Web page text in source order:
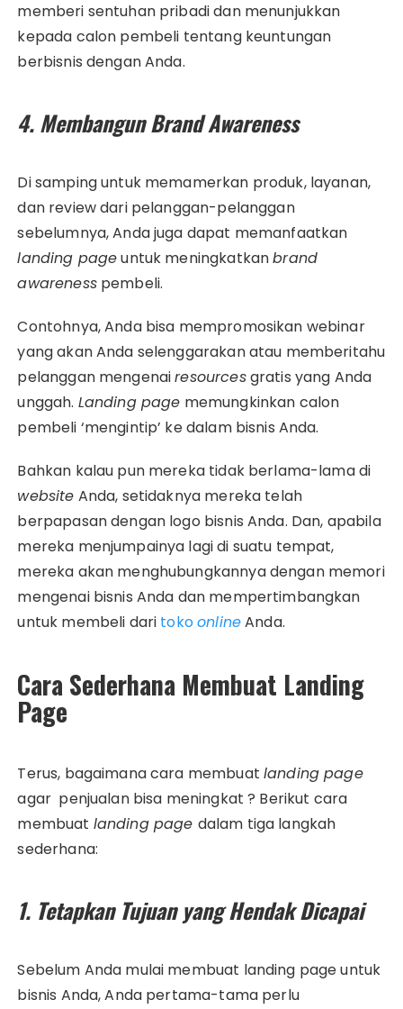
memberi sentuhan pribadi dan menunjukkan
kepada calon pembeli tentang keuntungan
berbisnis dengan Anda.
4. Membangun Brand Awareness
Di samping untuk memamerkan produk, layanan,
dan review dari pelanggan-pelanggan
sebelumnya, Anda juga dapat memanfaatkan
landing pageuntuk meningkatkanbrand
awarenesspembeli.
Contohnya, Anda bisa mempromosikan webinar
yang akan Anda selenggarakan atau memberitahu
pelanggan mengenairesourcesgratis yang Anda
unggah. Landing page memungkinkan calon
pembeli ‘mengintip’ ke dalam bisnis Anda.
Bahkan kalau pun mereka tidak berlama-lama di
website Anda, setidaknya mereka telah
berpapasan dengan logo bisnis Anda. Dan, apabila
mereka menjumpainya lagi di suatu tempat,
mereka akan menghubungkannya dengan memori
mengenai bisnis Anda dan mempertimbangkan
untuk membeli dari tokoonlineAnda.
Cara Sederhana Membuat Landing
Page
Terus, bagaimana cara membuat landing page
agar penjualan bisa meningkat ? Berikut cara
membuat landing page dalam tiga langkah
sederhana:
1. Tetapkan Tujuan yang Hendak Dicapai
Sebelum Anda mulai membuat landing page untuk
bisnis Anda, Anda pertama-tama perlu